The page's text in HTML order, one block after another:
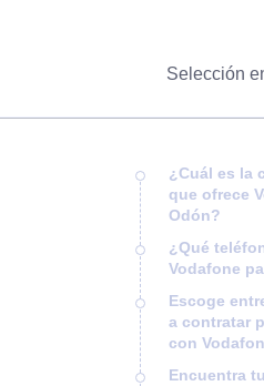
Selección
¿Cuál es la
que ofrece
Odón?
¿Qué
Vodafone
Escoge
a contratar
con
Encuentra